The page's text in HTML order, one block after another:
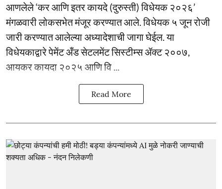
आणलेले ‘कर आणि इतर कायदे (दुरुस्ती) विधेयक २०२६’
मंगळवारी लोकसभेत मंजूर करण्यात आले. विधेयक ५ जून रोजी
जारी करण्यात आलेल्या अध्यादेशाची जागा घेईल. या
विधेयकाद्वारे पेमेंट अँड सेटलमेंट सिस्टीम्स ॲक्ट २००७,
आयकर कायदा २०२५ आणि वि ...
Read More